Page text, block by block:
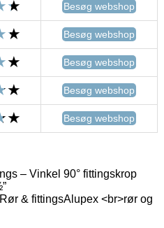
Besøg webshop
Besøg webshop
Besøg webshop
Besøg webshop
Besøg webshop
– Vinkel 90° fittingskrop
& fittingsAlupex <br>rør og